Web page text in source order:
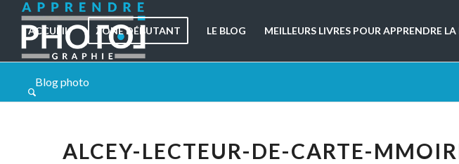
ACCUEIL ZONE DÉBUTANT LE BLOG MEILLEURS LIVRES POUR APPRENDRE
Blog photo
ALCEY-LECTEUR-DE-CARTE-